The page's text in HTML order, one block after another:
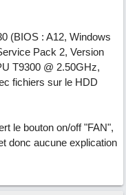
(BIOS : A12, Windows
Pack 2, Version
T9300 @ 2.50GHz,
fichiers sur le HDD
le bouton on/off "FAN",
donc aucune explication